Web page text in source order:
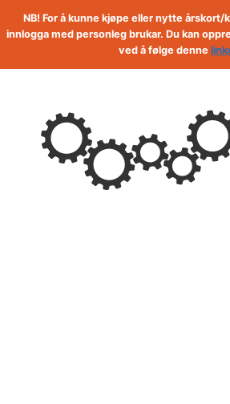
Skip
to
NB! For å kunne kjøpe eller nytte
innlogga med personleg brukar. Du kan
ved å følge denne